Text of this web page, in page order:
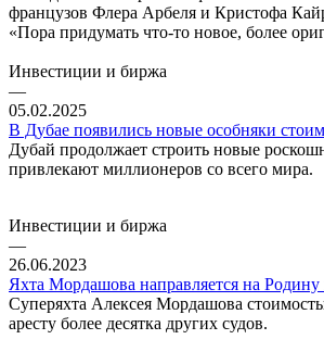
французов Флера Арбеля и Кристофа
«Пора придумать что-то новое, более
Инвестиции и биржа
—
05.02.2025
В Дубае появились новые особняки
Дубай продолжает строить новые
привлекают миллионеров со всего мира.
Инвестиции и биржа
—
26.06.2023
Яхта Мордашова направляется на Родину
Суперяхта Алексея Мордашова
аресту более десятка других судов.